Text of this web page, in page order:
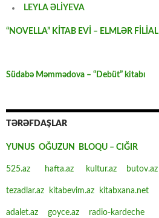
LEYLA ƏLİYEVA
“NOVELLA” KİTAB EVİ – ELMLƏR FİLİALI
Südabə Məmmədova – “Debüt” kitabı
TƏRƏFDAŞLAR
YUNUS OĞUZUN BLOQU – CIĞIR
525.az hafta.az kultur.az butov.az
tezadlar.az kitabevim.az kitabxana.net
adalet.az goyce.az radio-kardeche